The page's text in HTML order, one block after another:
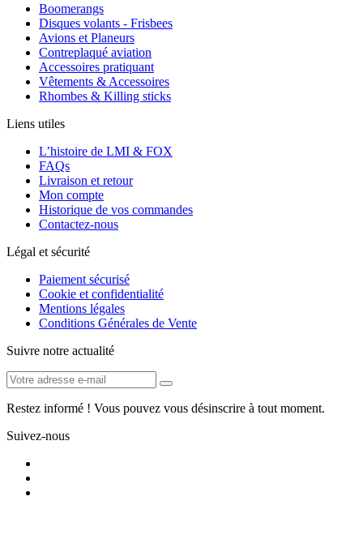
Boomerangs
Disques volants - Frisbees
Avions et Planeurs
Contreplaqué aviation
Accessoires pratiquant
Vêtements & Accessoires
Rhombes & Killing sticks
Liens utiles
L’histoire de LMI & FOX
FAQs
Livraison et retour
Mon compte
Historique de vos commandes
Contactez-nous
Légal et sécurité
Paiement sécurisé
Cookie et confidentialité
Mentions légales
Conditions Générales de Vente
Suivre notre actualité
Restez informé ! Vous pouvez vous désinscrire à tout moment.
Suivez-nous